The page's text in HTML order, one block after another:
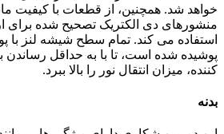
خواهد شد. همچنین، از قطعات با کیفیت
منشورهای دی الکتریک تصحیح شده برای
استفاده می کند. تمام سطح شیشه لنز
پوشیده شده است، تا با به حداقل رساندن
کننده، میزان انتقال نور را بالا ببرد.
بدنه